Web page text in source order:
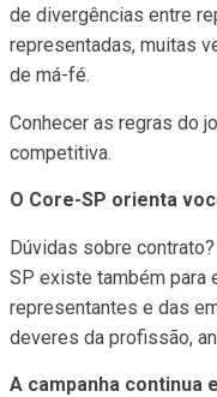
de divergências entre
representadas, muitas
de má-fé.
Conhecer as regras do
competitiva.
O Core-SP orienta
Dúvidas sobre contrato?
SP existe também para
representantes e das
deveres da profissão,
A campanha continua